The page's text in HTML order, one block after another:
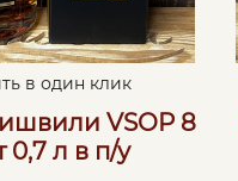
в один клик
VSOP 8
0,7 л в п/у